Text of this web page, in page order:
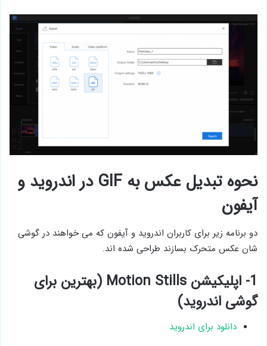
نحوه تبدیل عکس به GIF در اندروید و
آیفون
دو برنامه زیر برای کاربران اندروید و آیفون که می خواهند در گوشی
شان عکس متحرک بسازند طراحی شده اند.
1- اپلیکیشن Motion Stills (بهترین برای
گوشی اندروید)
دانلود برای اندروید